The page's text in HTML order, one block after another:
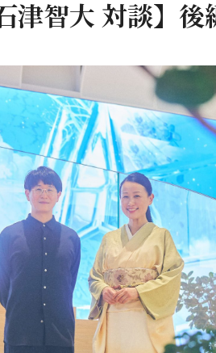
津智大 対談】後